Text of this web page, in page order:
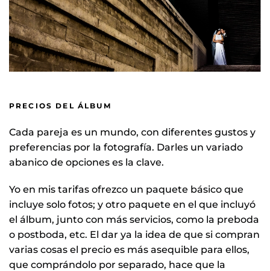
PRECIOS DEL ÁLBUM
Cada pareja es un mundo, con diferentes gustos y
preferencias por la fotografía. Darles un variado
abanico de opciones es la clave.
Yo en mis tarifas ofrezco un paquete básico que
incluye solo fotos; y otro paquete en el que incluyó
el álbum, junto con más servicios, como la preboda
o postboda, etc. El dar ya la idea de que si compran
varias cosas el precio es más asequible para ellos,
que comprándolo por separado, hace que la